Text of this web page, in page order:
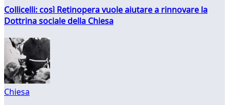
Collicelli: così Retinopera vuole aiutare a rinnovare la
Dottrina sociale della Chiesa
Chiesa